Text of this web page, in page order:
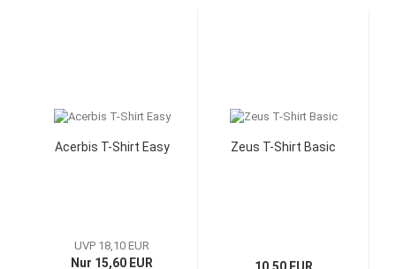
Acerbis T-Shirt Easy
UVP 18,10 EUR
Nur 15,60 EUR
Zeus T-Shirt Basic